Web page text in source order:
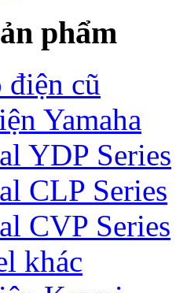
phẩm
cũ
Yamaha
YDP Series
CLP Series
CVP Series
khác